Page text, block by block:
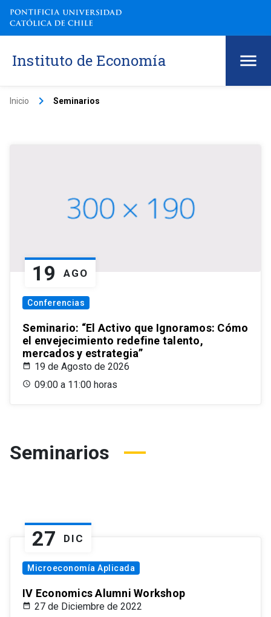
Instituto de Economía
Inicio keyboard_arrow_right Seminarios
19 AGO
Conferencias
Seminario: “El Activo que Ignoramos: Cómo
el envejecimiento redefine talento,
mercados y estrategia”
19 de Agosto de 2026
09:00 a 11:00 horas
Seminarios
27 DIC
Microeconomía Aplicada
IV Economics Alumni Workshop
27 de Diciembre de 2022